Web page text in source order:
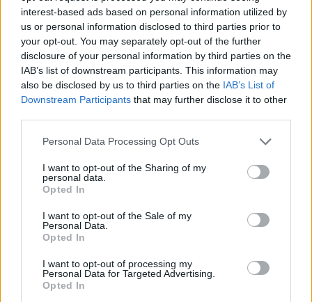
interest-based ads based on personal information utilized by
us or personal information disclosed to third parties prior to
your opt-out. You may separately opt-out of the further
disclosure of your personal information by third parties on the
IAB’s list of downstream participants. This information may
also be disclosed by us to third parties on the IAB’s List of
Downstream Participants that may further disclose it to other
Personal Data Processing Opt Outs
I want to opt-out of the Sharing of my
personal data.
Opted In
I want to opt-out of the Sale of my
Personal Data.
Opted In
I want to opt-out of processing my
Personal Data for Targeted Advertising.
Opted In
és perspektívát az út
2024. május 18., szombat